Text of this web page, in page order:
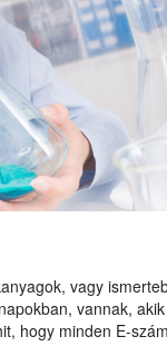
vagy
vannak,
hogy minden E-